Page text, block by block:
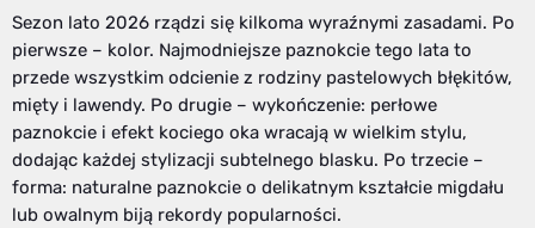
Sezon lato 2026 rządzi się kilkoma wyraźnymi zasadami. Po
pierwsze – kolor. Najmodniejsze paznokcie tego lata to
przede wszystkim odcienie z rodziny pastelowych błękitów,
mięty i lawendy. Po drugie – wykończenie: perłowe
paznokcie i efekt kociego oka wracają w wielkim stylu,
dodając każdej stylizacji subtelnego blasku. Po trzecie –
forma: naturalne paznokcie o delikatnym kształcie migdału
lub owalnym biją rekordy popularności.